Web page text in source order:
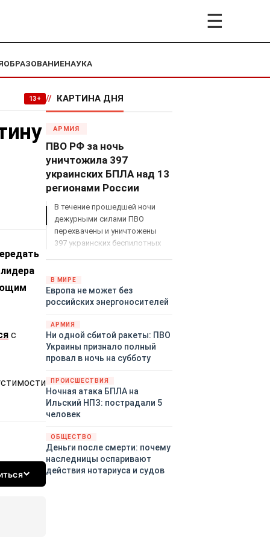
☰
ОБРАЗОВАНИЕНАУКА
13+
с
// КАРТИНА ДНЯ
АРМИЯ
ПВО РФ за ночь
уничтожила 397
украинских БПЛА над 13
регионами России
В течение прошедшей ночи
дежурными силами ПВО
перехвачены и уничтожены
397 украинских беспилотных
территориями Белгородской,
Брянской, Воронежской,
Курской, Липецкой,
Ростовской, Рязанской,
Самарской, Саратовской,
Тамбовской, Тульской
областей, Краснодарского
края, Республики Крым и над
акваторией Азовского моря.
В МИРЕ
Европа не может без
российских энергоносителей
АРМИЯ
Ни одной сбитой ракеты: ПВО
Украины признало полный
провал в ночь на субботу
ПРОИСШЕСТВИЯ
Ночная атака БПЛА на
Ильский НПЗ: пострадали 5
человек
ОБЩЕСТВО
Деньги после смерти: почему
наследницы оспаривают
действия нотариуса и судов